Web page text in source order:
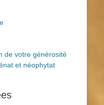
de votre générosité
et néophytat